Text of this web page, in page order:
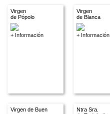
Virgen
de Pópolo
+ Información
Virgen
de Blanca
+ Información
Virgen de Buen
Ntra Sra.